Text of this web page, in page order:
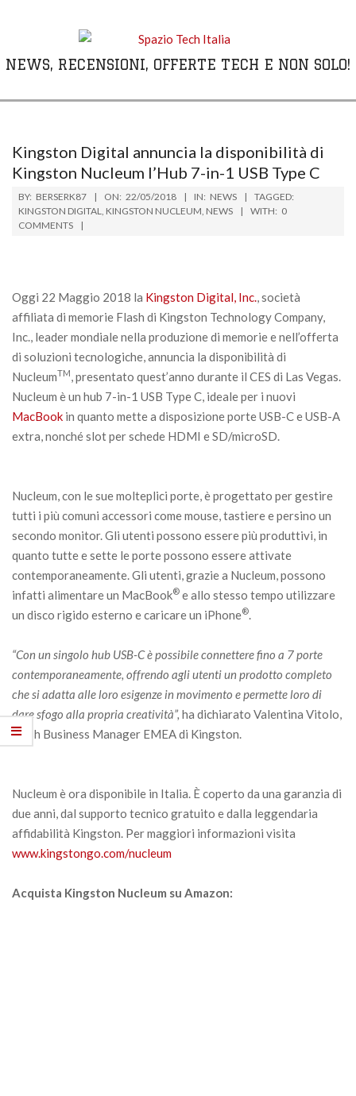
NEWS, RECENSIONI, OFFERTE TECH E NON SOLO!
MenuKingston Digital annuncia la disponibilità di
Kingston Nucleum l’Hub 7-in-1 USB Type C
BY: BERSERK87 ON: 22/05/2018 IN: NEWS
TAGGED:
KINGSTON DIGITAL
KINGSTON NUCLEUM NEWS WITH: 0
COMMENTS
Oggi 22 Maggio 2018 la Kingston Digital, Inc., società
affiliata di memorie Flash di Kingston Technology Company,
Inc., leader mondiale nella produzione di memorie e nell’offerta
di soluzioni tecnologiche, annuncia la disponibilità di
NucleumTM, presentato quest’anno durante il CES di Las Vegas.
Nucleum è un hub 7-in-1 USB Type C, ideale per i nuovi
MacBook in quanto mette a disposizione porte USB-C e USB-A
extra, nonché slot per schede HDMI e SD/microSD.
Nucleum, con le sue molteplici porte, è progettato per gestire
tutti i più comuni accessori come mouse, tastiere e persino un
secondo monitor. Gli utenti possono essere più produttivi, in
quanto tutte e sette le porte possono essere attivate
contemporaneamente. Gli utenti, grazie a Nucleum, possono
infatti alimentare un MacBook® e allo stesso tempo utilizzare
un disco rigido esterno e caricare un iPhone®.
“Con un singolo hub USB-C è possibile connettere fino a 7 porte
contemporaneamente, offrendo agli utenti un prodotto completo
che si adatta alle loro esigenze in movimento e permette loro di
dare sfogo alla propria creatività”, ha dichiarato Valentina Vitolo,
Flash Business Manager EMEA di Kingston.
Nucleum è ora disponibile in Italia. È coperto da una garanzia di
due anni, dal supporto tecnico gratuito e dalla leggendaria
affidabilità Kingston. Per maggiori informazioni visita
www.kingstongo.com/nucleum
Acquista Kingston Nucleum su Amazon: